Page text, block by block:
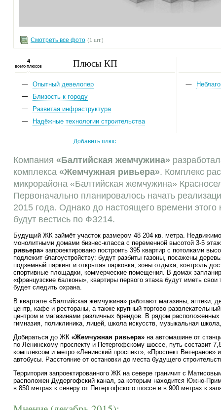
Смотреть все фото (1 шт.)
Плюсы КП
4
всего плюсов
Опытный девелопер
Близость к городу
Развитая инфраструктура
Надёжные технологии строительства
Добавить плюс
Компания «Балтийская жемчужина»
комплекса «Жемчужная ривьера». Комплекс
микрорайона «Балтийская жемчужина»
Первоначально планировалось начать
2015 года. Однако до настоящего времени
будут вестись по ФЗ214.
Будущий ЖК займёт участок размером 48 204 кв. метра.
монолитными домами бизнес-класса с переменной высотой 3-5
ривьера» запроектировано построить 395 квартир с потолками
подлежит благоустройству: будут разбиты газоны, посажены
подземный паркинг и открытая парковка, зоны отдыха, контроль
спортивные площадки, коммерческие помещения. В домах
«французские балконы», квартиры первого этажа будут иметь свои
будет следить охрана.
В квартале «Балтийская жемчужина» работают магазины, аптеки,
центр, кафе и рестораны, а также крупный торгово-
центром и магазинами различных брендов. В рядом
гимназия, поликлиника, лицей, школа искусств, музыкальная
Добираться до ЖК «Жемчужная ривьера» на автомашине от
по Ленинскому проспекту и Петергофскому шоссе, путь
комплексом и метро «Ленинский проспект», «Проспект Ветеранов»
автобусы. Расстояние от остановки до места будущего
Территория запроектированного ЖК на севере граничит с
расположен Дудергофский канал, за которым находится Южно-
в 850 метрах к северу от Петергофского шоссе и в 900 метрах к